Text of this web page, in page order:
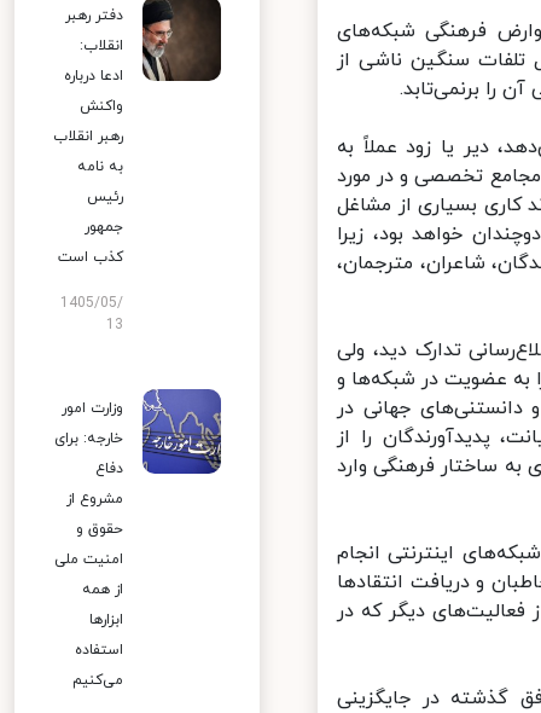
فرهنگی شبکه‌های
سنگین ناشی از
را برنمی‌تابد.
دیر یا زود عملاً به
تخصصی و در مورد
بسیاری از مشاغل
خواهد بود، زیرا
شاعران، مترجمان،
تدارک دید، ولی
عضویت در شبکه‌ها و
جهانی در
را از
ساختار فرهنگی وارد
اینترنتی انجام
و دریافت انتقادها
دیگر که در
گذشته در جایگزینی
دفتر رهبر
انقلاب:
ادعا درباره
واکنش
رهبر انقلاب
به نامه
رئیس
جمهور
کذب است
1405/05/
13
وزارت امور
خارجه: برای
دفاع
مشروع از
حقوق و
امنیت ملی
از همه
ابزارها
استفاده
می‌کنیم